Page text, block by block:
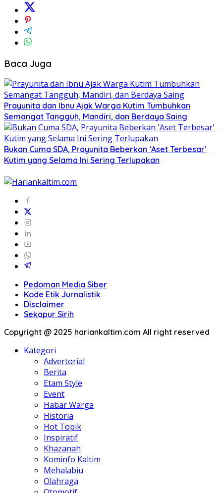
Baca Juga
Prayunita dan Ibnu Ajak Warga Kutim Tumbuhkan
Semangat Tangguh, Mandiri, dan Berdaya Saing
Bukan Cuma SDA, Prayunita Beberkan ‘Aset Terbesar’
Kutim yang Selama Ini Sering Terlupakan
Pedoman Media Siber
Kode Etik Jurnalistik
Disclaimer
Sekapur Sirih
Copyright @ 2025 hariankaltim.com All right reserved
Kategori
Advertorial
Berita
Etam Style
Event
Habar Warga
Historia
Hot Topik
Inspiratif
Khazanah
Kominfo Kaltim
Mehalabiu
Olahraga